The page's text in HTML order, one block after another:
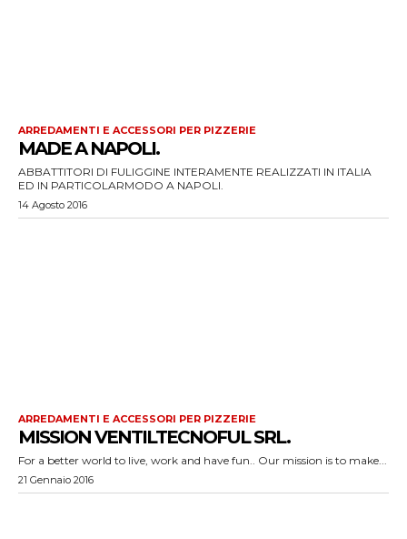
ARREDAMENTI E ACCESSORI PER PIZZERIE
MADE A NAPOLI.
ABBATTITORI DI FULIGGINE INTERAMENTE REALIZZATI IN ITALIA
ED IN PARTICOLARMODO A NAPOLI.
14 Agosto 2016
ARREDAMENTI E ACCESSORI PER PIZZERIE
MISSION VENTILTECNOFUL SRL.
For a better world to live, work and have fun.. Our mission is to make...
21 Gennaio 2016